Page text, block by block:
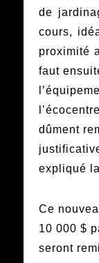
de
cours,
proximité
faut
dûment
expliqué
Ce
10 000 $
seront